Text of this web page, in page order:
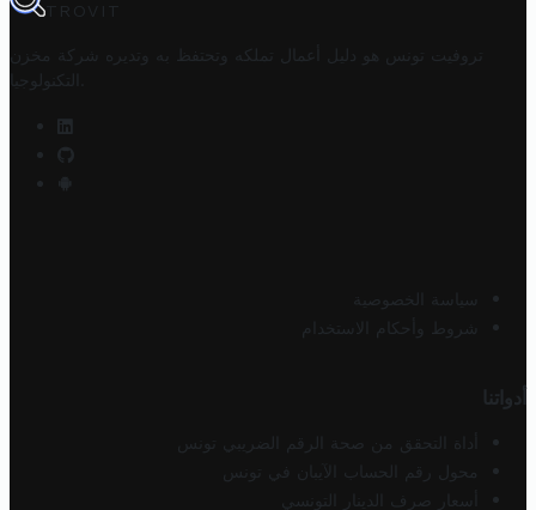
TROVIT
تروفيت تونس هو دليل أعمال تملكه وتحتفظ به وتديره
شركة مخزن
التكنولوجيا
سياسة الخصوصية
شروط وأحكام الاستخدام
أدواتنا
أداة التحقق من صحة الرقم الضريبي تونس
محول رقم الحساب الآيبان في تونس
أسعار صرف الدينار التونسي